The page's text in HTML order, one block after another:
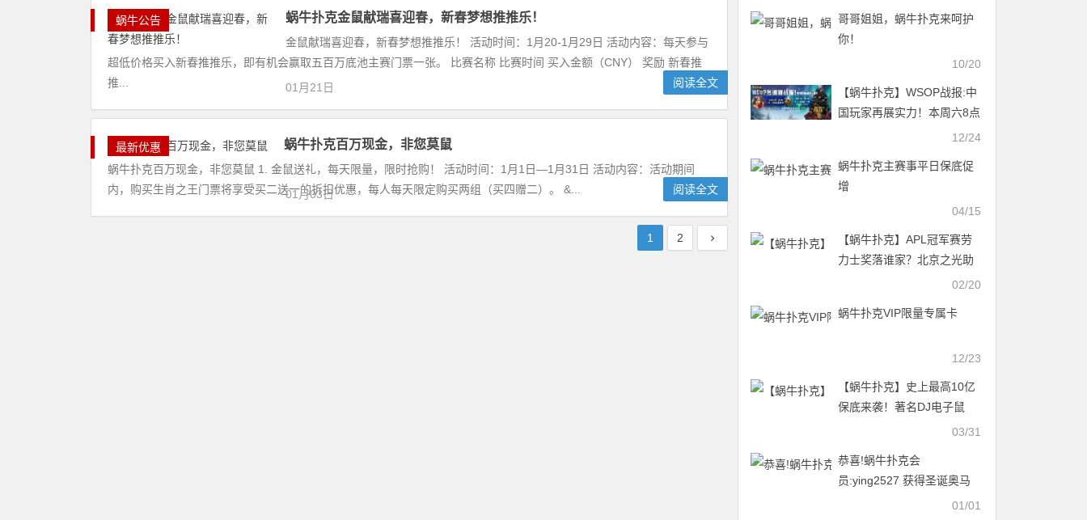
蜗牛公告 蜗牛扑克金鼠献瑞喜迎春，新春梦想推推乐！
金鼠献瑞喜迎春，新春梦想推推乐！ 活动时间：1月20-1月29日 活动内容：每天参与
超低价格买入新春推推乐，即有机会赢取五百万底池主赛门票一张。 比赛名称 比赛时间 买入金额（CNY） 奖励 新春推
推...
01月21日 阅读全文
最新优惠 蜗牛扑克百万现金，非您莫鼠
蜗牛扑克百万现金，非您莫鼠 1. 金鼠送礼，每天限量，限时抢购！ 活动时间：1月1日—1月31日 活动内容：活动期间
内，购买生肖之王门票将享受买二送一的折扣优惠，每人每天限定购买两组（买四赠二）。 &...
01月03日 阅读全文
1 2
哥哥姐姐，蜗牛扑克来呵护
你！
10/20
【蜗牛扑克】WSOP战报:中
国玩家再展实力！本周六8点
12/24
蜗牛扑克主赛事平日保底促
增
04/15
【蜗牛扑克】APL冠军赛劳
力士奖落谁家？北京之光助
战一条命，实现百万梦想更
02/20
蜗牛扑克VIP限量专属卡
12/23
【蜗牛扑克】史上最高10亿
保底来袭！著名DJ电子鼠
deadmau5跨界助阵「春季
03/31
恭喜!蜗牛扑克会
员:ying2527 获得圣诞奥马
哈锦标赛第一名奖金35000
01/01